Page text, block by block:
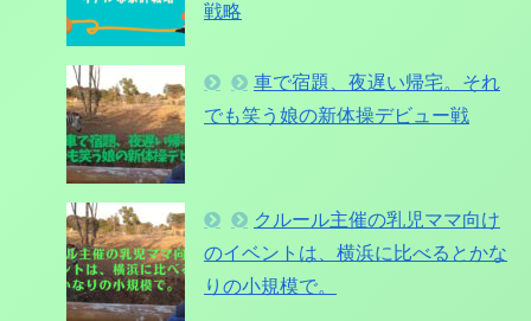
戦略
車で宿題、夜遅い帰宅。それ
でも笑う娘の新体操デビュー戦
クルール主催の乳児ママ向け
のイベントは、横浜に比べるとかな
りの小規模で。